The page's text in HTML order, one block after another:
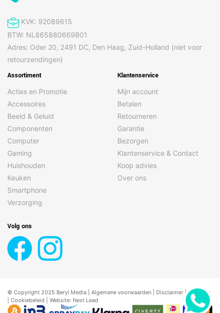
KVK: 92089615
BTW: NL865880669B01
Adres: Oder 20, 2491 DC, Den Haag, Zuid-Holland (niet voor
retourzendingen)
Assortiment
Acties en Promotie
Accessoires
Beeld & Geluid
Componenten
Computer
Gaming
Huishouden
Keuken
Smartphone
Verzorging
Klantenservice
Mijn account
Betalen
Retourneren
Garantie
Bezorgen
Klantenservice & Contact
Koop advies
Over ons
Volg ons
© Copyright 2025 Beryl Media | Algemene voorwaarden Disclaimer | |Privacy
Cookiebeleid | Website: Next Lead